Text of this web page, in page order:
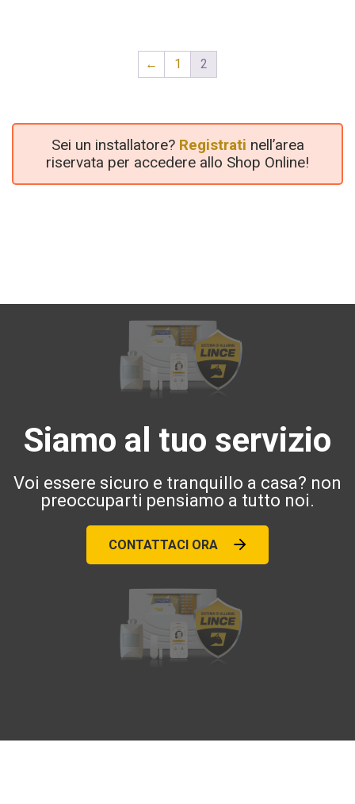
← 1 2
Sei un installatore? Registrati nell’area
riservata per accedere allo Shop Online!
Siamo al tuo servizio
Voi essere sicuro e tranquillo a casa? non
preoccuparti pensiamo a tutto noi.
CONTATTACI ORA